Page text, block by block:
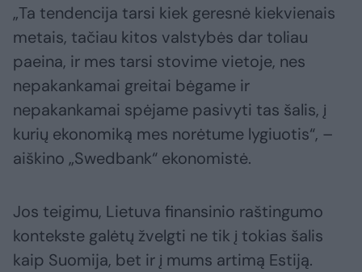
„Ta tendencija tarsi kiek geresnė kiekvienais
metais, tačiau kitos valstybės dar toliau
paeina, ir mes tarsi stovime vietoje, nes
nepakankamai greitai bėgame ir
nepakankamai spėjame pasivyti tas šalis, į
kurių ekonomiką mes norėtume lygiuotis“, –
aiškino „Swedbank“ ekonomistė.
Jos teigimu, Lietuva finansinio raštingumo
kontekste galėtų žvelgti ne tik į tokias šalis
kaip Suomija, bet ir į mums artimą Estiją.